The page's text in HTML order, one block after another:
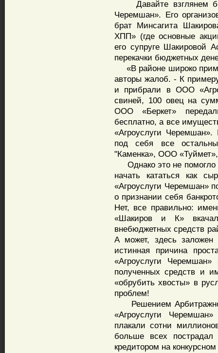
Давайте взглянем
Черемшан». Его
брат Минсагита
ХПП» (где основные
его супруге Шакировой
перекачки бюджетных
«В районе широко
авторы жалоб. - К
и прибрали в ООО
свиней, 100 овец на
ООО «Беркет»
бесплатно, а все
«Агроуслуги
под себя все
"Каменка», ООО
Однако это не помогло
начать кататься как
«Агроуслуги Черемшан»
о признании себя
Нет, все правильно:
«Шакиров и К»
внебюджетных средств
А может, здесь заложен
истинная причина
«Агроуслуги Черемшан»
полученных средств и
«обрубить хвосты» в
проблем!
Решением
«Агроуслуги
плакали сотни
больше всех
кредитором на